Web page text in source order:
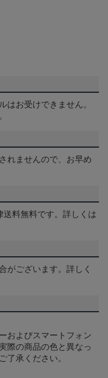
はお受けできません。
れませんので、お早め
料無料です。詳しくは
がございます。詳しく
およびスマートフォン
際の商品の色と異なっ
了承ください。